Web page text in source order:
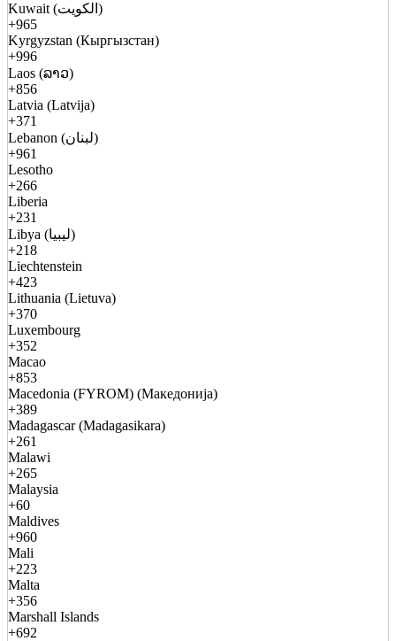
Kuwait (الكويت)
+965
Kyrgyzstan (Кыргызстан)
+996
Laos (ລາວ)
+856
Latvia (Latvija)
+371
Lebanon (لبنان)
+961
Lesotho
+266
Liberia
+231
Libya (ليبيا)
+218
Liechtenstein
+423
Lithuania (Lietuva)
+370
Luxembourg
+352
Macao
+853
Macedonia (FYROM) (Македонија)
+389
Madagascar (Madagasikara)
+261
Malawi
+265
Malaysia
+60
Maldives
+960
Mali
+223
Malta
+356
Marshall Islands
+692